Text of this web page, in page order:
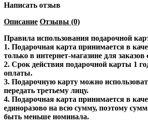
Написать отзыв
Описание Отзывы (0)
Правила использования подарочной
1. Подарочная карта принимается в
только в интернет-магазине для заказов
2. Срок действия подарочной карты 1
оплаты.
3. Подарочную карту можно
передать третьему лицу.
4. Подарочная карта принимается в
единоразово на всю сумму, поэтому
быть меньше номинала.